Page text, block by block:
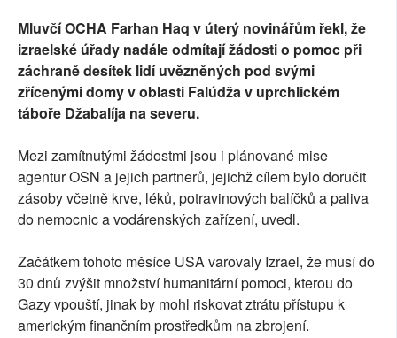
Mluvčí OCHA Farhan Haq v úterý novinářům řekl, že
izraelské úřady nadále odmítají žádosti o pomoc při
záchraně desítek lidí uvězněných pod svými
zřícenými domy v oblasti Falúdža v uprchlickém
táboře Džabalíja na severu.
Mezi zamítnutými žádostmi jsou i plánované mise
agentur OSN a jejich partnerů, jejichž cílem bylo doručit
zásoby včetně krve, léků, potravinových balíčků a paliva
do nemocnic a vodárenských zařízení, uvedl.
Začátkem tohoto měsíce USA varovaly Izrael, že musí do
30 dnů zvýšit množství humanitární pomoci, kterou do
Gazy vpouští, jinak by mohl riskovat ztrátu přístupu k
americkým finančním prostředkům na zbrojení.